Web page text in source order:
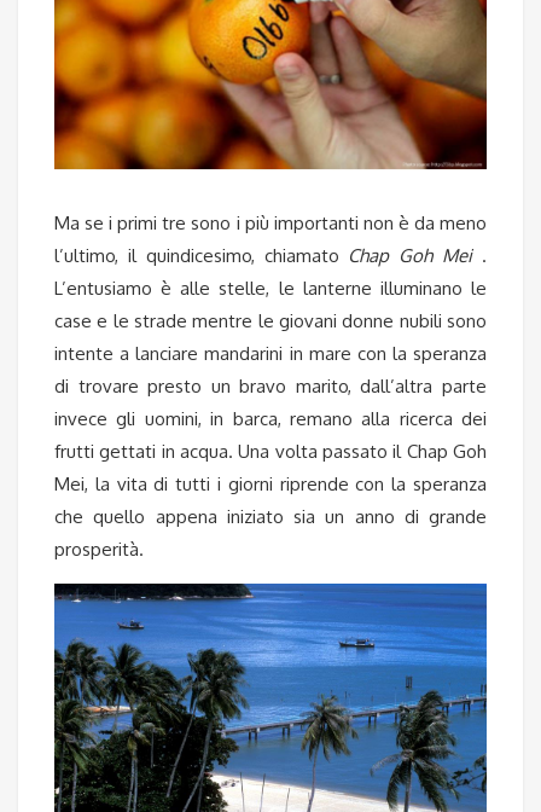
Ma se i primi tre sono i più importanti non è da meno
l’ultimo, il quindicesimo, chiamato Chap Goh Mei.
L’entusiamo è alle stelle, le lanterne illuminano le
case e le strade mentre le giovani donne nubili sono
intente a lanciare mandarini in mare con la speranza
di trovare presto un bravo marito, dall’altra parte
invece gli uomini, in barca, remano alla ricerca dei
frutti gettati in acqua. Una volta passato il Chap Goh
Mei, la vita di tutti i giorni riprende con la speranza
che quello appena iniziato sia un anno di grande
prosperità.